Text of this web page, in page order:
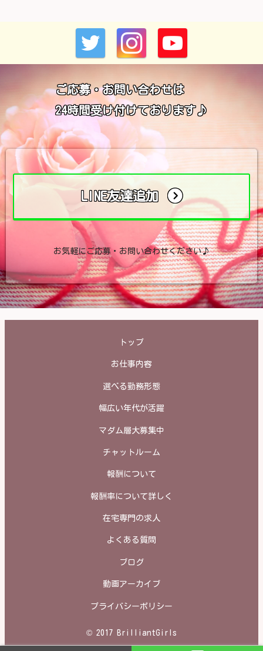
ご応募・お問い合わせは
24時間受け付けております♪
LINE友達追加
お気軽にご応募・お問い合わせください♪
トップ
お仕事内容
選べる勤務形態
幅広い年代が活躍
マダム層大募集中
チャットルーム
報酬について
報酬率について詳しく
在宅専門の求人
よくある質問
ブログ
動画アーカイブ
プライバシーポリシー
© 2017 BrilliantGirls